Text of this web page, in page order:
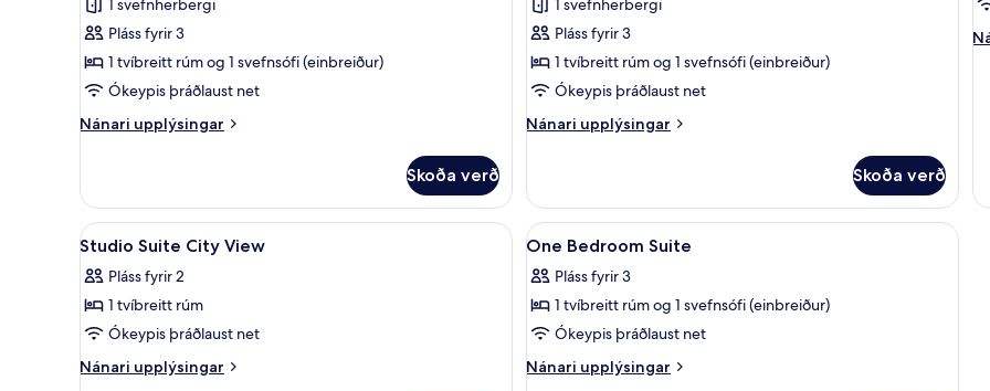
with
City
view
1 svefnherbergi
Pláss fyrir 3
1 tvíbreitt rúm og 1 svefnsófi (einbreiður)
Ókeypis þráðlaust net
Nánari upplýsingar
Nánari
Suite
with
City
Skoða verð
Sea
view
1 svefnherbergi
Pláss fyrir 3
1 tvíbreitt rúm og 1 svefnsófi (einbreiður)
Ókeypis þráðlaust net
Nánari upplýsingar
Nánari
Suite
Sea
view
Skoða verð
Skoða
allar
myndir
fyrir
Studio
Suite
Rúmföt af bestu gerð, vinnuaðstaða fyrir fartölvur, hljóðeinangrun
11
Studio Suite City View
Pláss fyrir 2
1 tvíbreitt rúm
Ókeypis þráðlaust net
Nánari upplýsingar
Nánari
Skoða
allar
myndir
fyrir
One
Bedroom
Rúmföt af bestu gerð, vinnuaðstaða
9
One Bedroom Suite
Pláss fyrir 3
1 tvíbreitt rúm og 1 svefnsófi (einbreiður)
Ókeypis þráðlaust net
Nánari upplýsingar
Nánari